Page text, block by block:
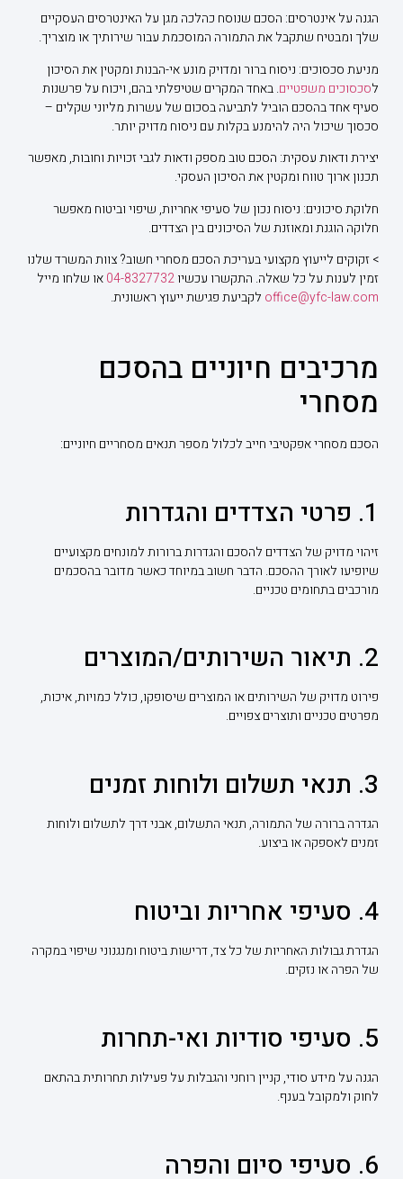
הגנה על אינטרסים: הסכם שנוסח כהלכה מגן על האינטרסים העסקיים
שלך ומבטיח שתקבל את התמורה המוסכמת עבור שירותיך או מוצריך.
מניעת סכסוכים: ניסוח ברור ומדויק מונע אי-הבנות ומקטין את הסיכון
לסכסוכים משפטיים. באחד המקרים שטיפלתי בהם, ויכוח על פרשנות
סעיף אחד בהסכם הוביל לתביעה בסכום של עשרות מליוני שקלים –
סכסוך שיכול היה להימנע בקלות עם ניסוח מדויק יותר.
יצירת ודאות עסקית: הסכם טוב מספק ודאות לגבי זכויות וחובות, מאפשר
תכנון ארוך טווח ומקטין את הסיכון העסקי.
חלוקת סיכונים: ניסוח נכון של סעיפי אחריות, שיפוי וביטוח מאפשר
חלוקה הוגנת ומאוזנת של הסיכונים בין הצדדים.
> זקוקים לייעוץ מקצועי בעריכת הסכם מסחרי חשוב? צוות המשרד שלנו
זמין לענות על כל שאלה. התקשרו עכשיו04-8327732או שלחו מייל
office@yfc-law.com לקביעת פגישת ייעוץ ראשונית.
מרכיבים חיוניים בהסכם
מסחרי
הסכם מסחרי אפקטיבי חייב לכלול מספר תנאים מסחריים חיוניים:
1. פרטי הצדדים והגדרות
זיהוי מדויק של הצדדים להסכם והגדרות ברורות למונחים מקצועיים
שיופיעו לאורך ההסכם. הדבר חשוב במיוחד כאשר מדובר בהסכמים
מורכבים בתחומים טכניים.
2. תיאור השירותים/המוצרים
פירוט מדויק של השירותים או המוצרים שיסופקו, כולל כמויות, איכות,
מפרטים טכניים ותוצרים צפויים.
3. תנאי תשלום ולוחות זמנים
הגדרה ברורה של התמורה, תנאי התשלום, אבני דרך לתשלום ולוחות
זמנים לאספקה או ביצוע.
4. סעיפי אחריות וביטוח
הגדרת גבולות האחריות של כל צד, דרישות ביטוח ומנגנוני שיפוי במקרה
של הפרה או נזקים.
5. סעיפי סודיות ואי-תחרות
הגנה על מידע סודי, קניין רוחני והגבלות על פעילות תחרותית בהתאם
לחוק ולמקובל בענף.
6. סעיפי סיום והפרה